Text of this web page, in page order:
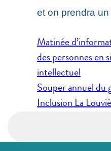
et on prendra
Navigation
de
l’article
Matinée
des personnes en
intellectuel
Souper annuel du
Inclusion La